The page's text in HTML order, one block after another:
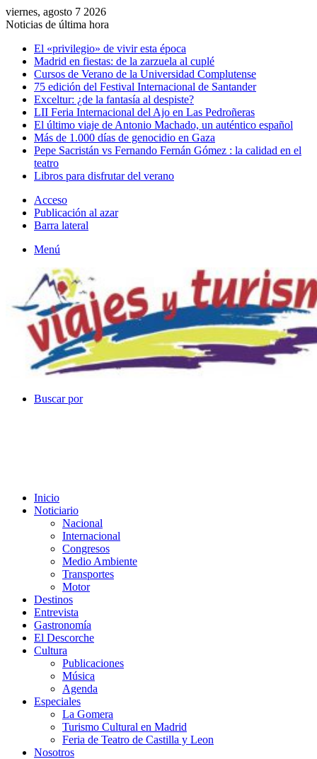
viernes, agosto 7 2026
Noticias de última hora
El «privilegio» de vivir esta época
Madrid en fiestas: de la zarzuela al cuplé
Cursos de Verano de la Universidad Complutense
75 edición del Festival Internacional de Santander
Exceltur: ¿de la fantasía al despiste?
LII Feria Internacional del Ajo en Las Pedroñeras
El último viaje de Antonio Machado, un auténtico español
Más de 1.000 días de genocidio en Gaza
Pepe Sacristán vs Fernando Fernán Gómez : la calidad en el
teatro
Libros para disfrutar del verano
Acceso
Publicación al azar
Barra lateral
Menú
Buscar por
Inicio
Noticiario
Nacional
Internacional
Congresos
Medio Ambiente
Transportes
Motor
Destinos
Entrevista
Gastronomía
El Descorche
Cultura
Publicaciones
Música
Agenda
Especiales
La Gomera
Turismo Cultural en Madrid
Feria de Teatro de Castilla y Leon
Nosotros